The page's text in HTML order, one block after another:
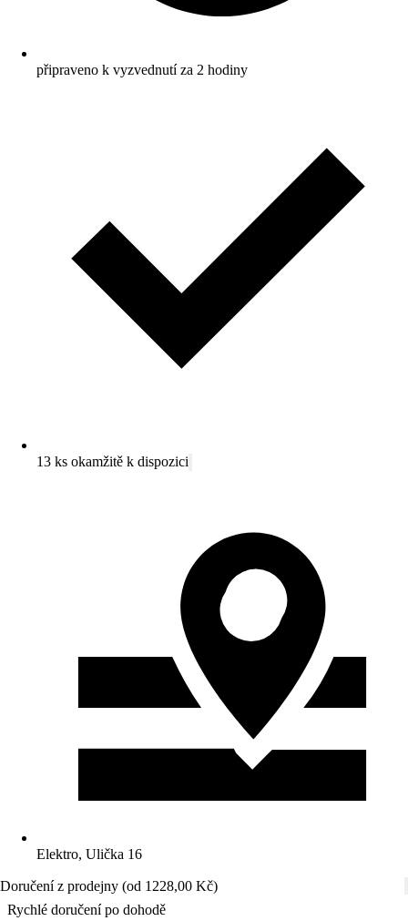
připraveno k vyzvednutí za 2 hodiny
13 ks okamžitě k dispozici
Elektro, Ulička 16
Doručení z prodejny (od 1228,00 Kč)
Rychlé doručení po dohodě